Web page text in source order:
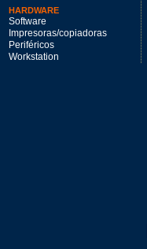
HARDWARE
Software
Impresoras/copiadoras
Periféricos
Workstation